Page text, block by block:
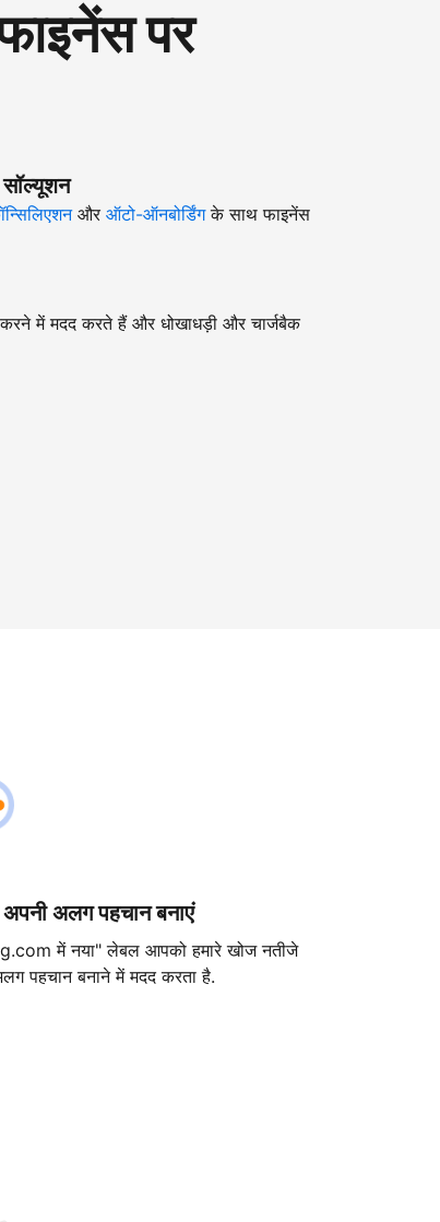
पर
और ऑटो-ऑनबोर्डिंगके साथ फाइनेंस
में मदद करते हैं और धोखाधड़ी और चार्जबैक
अपनी अलग पहचान बनाएं
में नया" लेबल आपको हमारे खोज नतीजे
पहचान बनाने में मदद करता है.